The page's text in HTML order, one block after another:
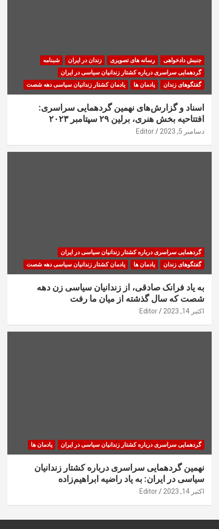
جنبش دادخواهی رسانه های تصویری زندان در ایران
شبنامه
گردهمایی سراسری درباره کشتار زندانیان سیاسی در ایران
گفتگوهای زندان
یادمان ها یادمان کشتار زندانیان سیاسی دهه شصت
اسناد و گزارش‌های نهمین گردهمایی سراسری:
افتتاحیه بخش هنری، برلین ۲۹ سپتامبر ۲۰۲۳
دسامبر 5, 2023 Editor
گردهمایی سراسری درباره کشتار زندانیان سیاسی در ایران
گفتگوهای زندان
یادمان ها یادمان کشتار زندانیان سیاسی دهه شصت
به یاد فرانک صادقی، از زندانیان سیاسی زن دهه
شصت که سال گذشته از میان ما رفت
اکتبر 14, 2023 Editor
گردهمایی سراسری درباره کشتار زندانیان سیاسی در ایران یادمان ها
نهمین گردهمایی سراسری درباره کشتار زندانیان
سیاسی در ایران: به یاد راضیه ابراهیم‌زاده
اکتبر 14, 2023 Editor